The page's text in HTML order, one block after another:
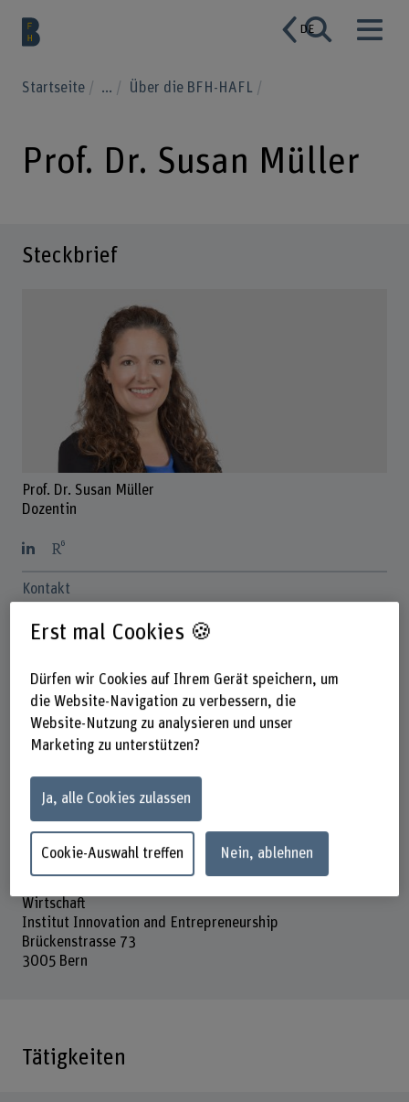
DE
Startseite ... Über die BFH-HAFL
Prof. Dr. Susan Müller
Steckbrief
Prof. Dr. Susan Müller
Dozentin
Kontakt
www.bfh.ch/de/susan-mueller
Links
orcid.org/0000-0002-2061-5446
Wirtschaft
Institut Innovation and Entrepreneurship
Brückenstrasse 73
3005 Bern
Tätigkeiten
Erst mal Cookies 🍪
Dürfen wir Cookies auf Ihrem Gerät speichern, um
die Website-Navigation zu verbessern, die
Website-Nutzung zu analysieren und unser
Marketing zu unterstützen?
Ja, alle Cookies zulassen
Cookie-Auswahl treffen Nein, ablehnen